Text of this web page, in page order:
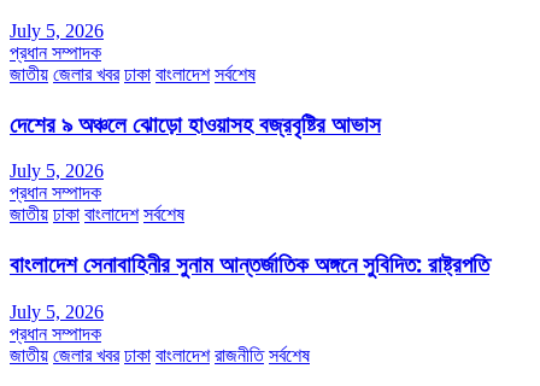
July 5, 2026
প্রধান সম্পাদক
জাতীয় জেলার খবর ঢাকা বাংলাদেশ সর্বশেষ
দেশের ৯ অঞ্চলে ঝোড়ো হাওয়াসহ বজ্রবৃষ্টির আভাস
July 5, 2026
প্রধান সম্পাদক
জাতীয় ঢাকা বাংলাদেশ সর্বশেষ
বাংলাদেশ সেনাবাহিনীর সুনাম আন্তর্জাতিক অঙ্গনে সুবিদিত: রাষ্ট্রপতি
July 5, 2026
প্রধান সম্পাদক
জাতীয় জেলার খবর ঢাকা বাংলাদেশ রাজনীতি সর্বশেষ